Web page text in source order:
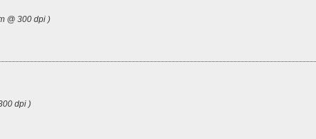
@ 300 dpi )
dpi )